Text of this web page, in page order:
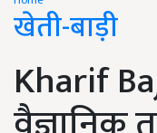
खेती-बाड़ी
Kharif